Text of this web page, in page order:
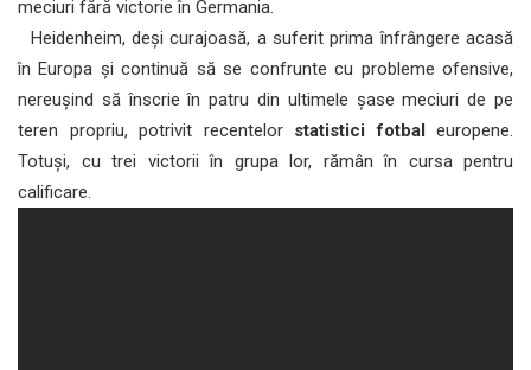
meciuri fără victorie în Germania.
Heidenheim, deși curajoasă, a suferit prima înfrângere acasă
în Europa și continuă să se confrunte cu probleme ofensive,
nereușind să înscrie în patru din ultimele șase meciuri de pe
teren propriu, potrivit recentelor statistici fotbal europene.
Totuși, cu trei victorii în grupa lor, rămân în cursa pentru
calificare.